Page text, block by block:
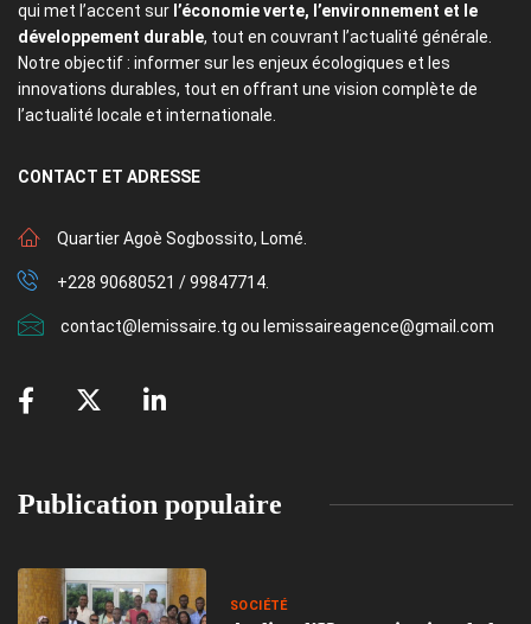
qui met l’accent sur l’économie verte, l’environnement et le
développement durable, tout en couvrant l’actualité générale.
Notre objectif : informer sur les enjeux écologiques et les
innovations durables, tout en offrant une vision complète de
l’actualité locale et internationale.
CONTACT ET ADRESSE
Quartier Agoè Sogbossito, Lomé.
+228 90680521 / 99847714.
contact@lemissaire.tg ou lemissaireagence@gmail.com
Publication populaire
SOCIÉTÉ